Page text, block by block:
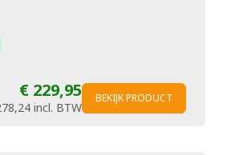
€ 229,95
incl. BTW
BEKIJK PRODUCT